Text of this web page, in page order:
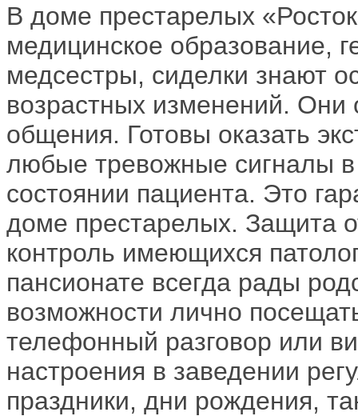
В доме престарелых
медицинское образование,
медсестры, сиделки знают
возрастных изменений.
общения. Готовы оказать
любые тревожные сигналы
состоянии пациента. Это
доме престарелых. Защита
контроль имеющихся
пансионате всегда рады
возможности лично
телефонный разговор или
настроения в заведении
праздники, дни рождения,